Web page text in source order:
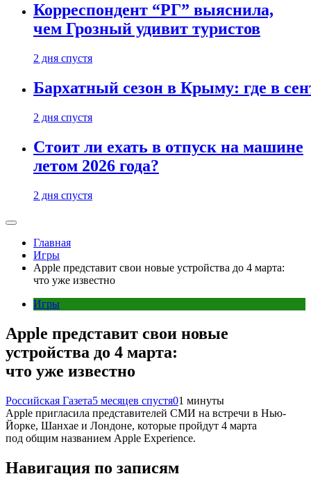
Корреспондент “РГ” выяснила,
чем Грозный удивит туристов
2 дня спустя
Бархатный сезон в Крыму: где в
2 дня спустя
Стоит ли ехать в отпуск на машине
летом 2026 года?
2 дня спустя
Главная
Игры
Apple представит свои новые устройства до 4 марта:
что уже известно
Игры
Apple представит свои новые
устройства до 4 марта:
что уже известно
Российская Газета5 месяцев спустя01 минуты
Apple пригласила представителей СМИ на встречи в Нью-
Йорке, Шанхае и Лондоне, которые пройдут 4 марта
под общим названием Apple Experience.
Навигация по записям